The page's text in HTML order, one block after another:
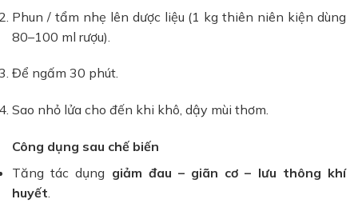
Phun / tẩm nhẹ lên dược liệu (1 kg thiên niên kiện dùng
80–100 ml rượu).
Để ngấm 30 phút.
Sao nhỏ lửa cho đến khi khô, dậy mùi thơm.
Công dụng sau chế biến
Tăng tác dụng giảm đau – giãn cơ – lưu thông khí
huyết